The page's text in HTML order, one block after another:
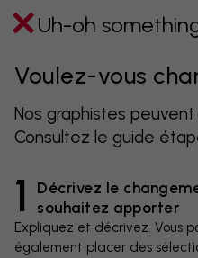
Uh-oh
Voulez-vous
Nos graphistes
Consultez le guide
1
Décrivez le
souhaitez apporter
Expliquez et décrivez. Vous
également placer des